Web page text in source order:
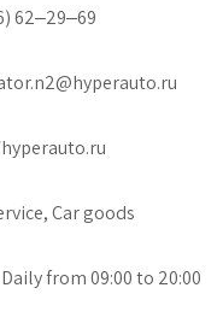
62‒29‒69
Car goods
from 09:00 to 20:00